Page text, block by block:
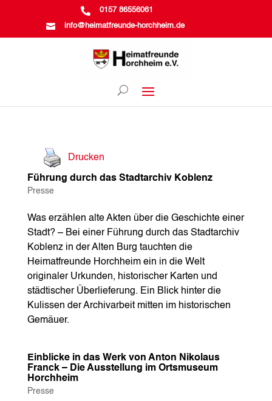
 0157 86556061
 info@heimatfreunde-horchheim.de
Drucken
Führung durch das Stadtarchiv Koblenz
Presse
Was erzählen alte Akten über die Geschichte einer
Stadt? – Bei einer Führung durch das Stadtarchiv
Koblenz in der Alten Burg tauchten die
Heimatfreunde Horchheim ein in die Welt
originaler Urkunden, historischer Karten und
städtischer Überlieferung. Ein Blick hinter die
Kulissen der Archivarbeit mitten im historischen
Gemäuer.
Einblicke in das Werk von Anton Nikolaus
Franck – Die Ausstellung im Ortsmuseum
Horchheim
Presse